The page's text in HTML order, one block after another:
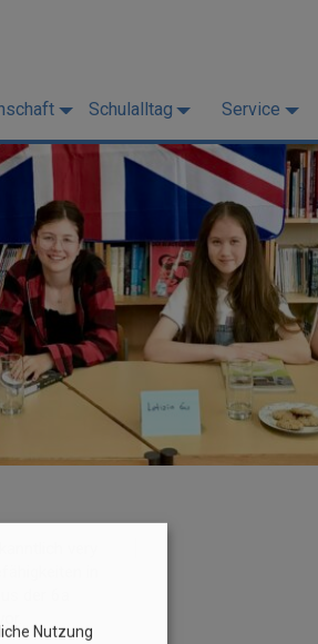
Schulalltag Service
very
in
der 6a
Nutzung